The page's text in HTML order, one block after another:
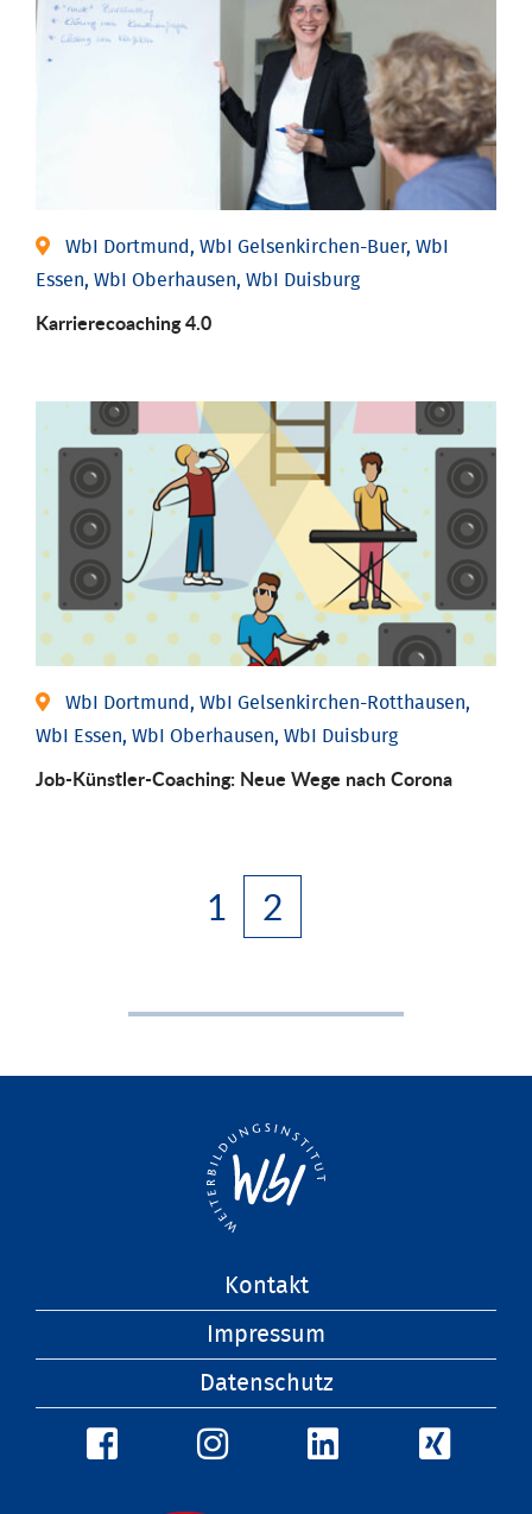
WbI Dortmund, WbI Gelsenkirchen-Buer, WbI
Essen, WbI Oberhausen, WbI Duisburg
Karriere­coaching 4.0
WbI Dortmund, WbI Gelsenkirchen-Rotthausen,
WbI Essen, WbI Oberhausen, WbI Duisburg
Job-Künstler-Coaching: Neue Wege nach Corona
1 2
Kontakt
Impressum
Datenschutz